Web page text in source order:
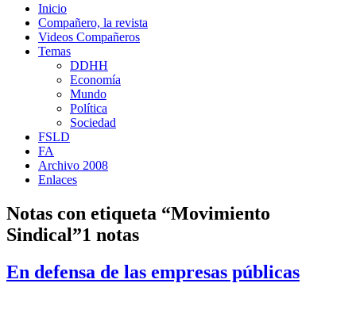
Inicio
Compañero, la revista
Videos Compañeros
Temas
DDHH
Economía
Mundo
Política
Sociedad
FSLD
FA
Archivo 2008
Enlaces
Notas con etiqueta “Movimiento
Sindical”1 notas
En defensa de las empresas públicas